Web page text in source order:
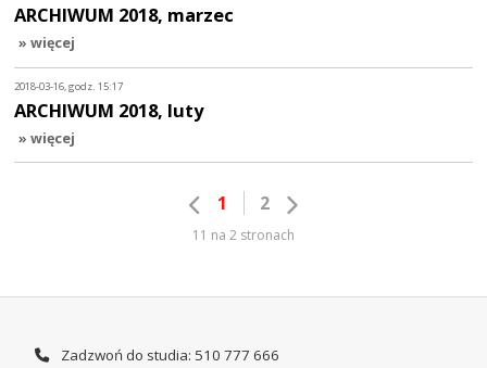
ARCHIWUM 2018, marzec
» więcej
2018-03-16, godz. 15:17
ARCHIWUM 2018, luty
» więcej
1 2
11 na 2 stronach
Zadzwoń do studia: 510 777 666